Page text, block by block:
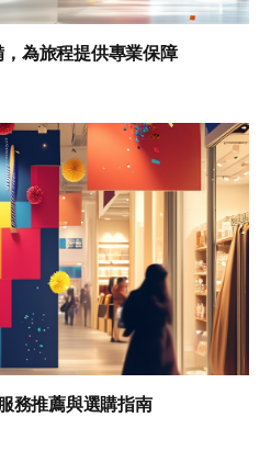
為旅程提供專業保障
務推薦與選購指南